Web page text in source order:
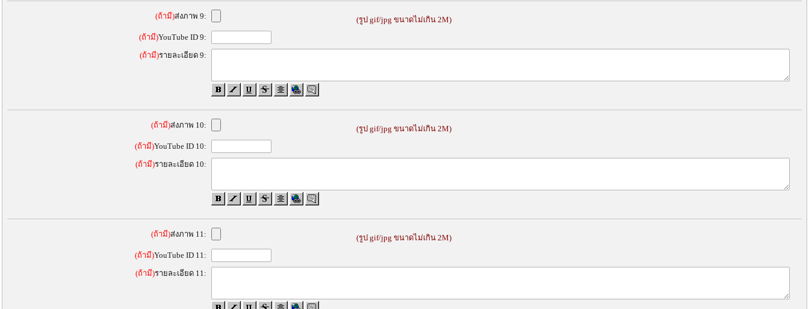
(ถ้ามี)ส่งภาพ 9:
(รูป gif/jpg ขนาดไม่เกิน 2M)
(ถ้ามี)YouTube ID 9:
(ถ้ามี)รายละเอียด 9:
(ถ้ามี)ส่งภาพ 10:
(รูป gif/jpg ขนาดไม่เกิน 2M)
(ถ้ามี)YouTube ID 10:
(ถ้ามี)รายละเอียด 10:
(ถ้ามี)ส่งภาพ 11:
(รูป gif/jpg ขนาดไม่เกิน 2M)
(ถ้ามี)YouTube ID 11:
(ถ้ามี)รายละเอียด 11: